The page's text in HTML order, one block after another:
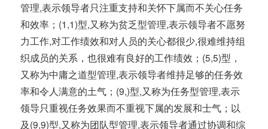
管理,表示领导者只注重支持和关怀下属而不关心任务
和效率；(1,1)型,又称为贫乏型管理,表示领导者不愿努
力工作,对工作绩效和对人员的关心都很少,很难维持组
织成员的关系，也很难有良好的工作绩效；(5,5)型，
又称为中庸之道型管理,表示领导者维持足够的任务效
率和令人满意的土气；(9,)型,又称为任务型管理,表示
领导只重视任务效果而不重视下属的发展和士气；以
及(9,9)型,又称为团队型管理,表示领导者通过协调和综